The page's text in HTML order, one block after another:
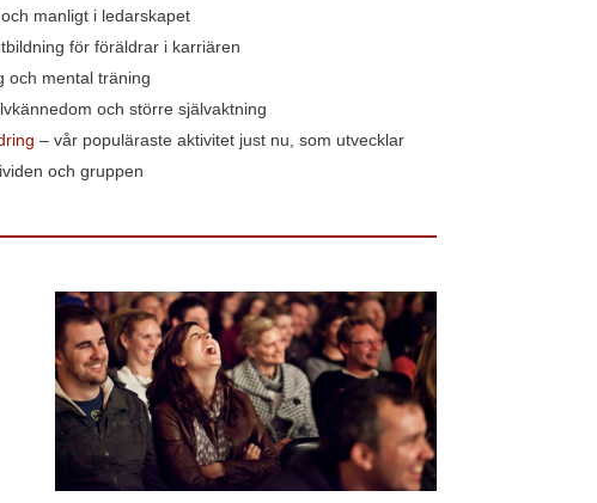
manligt i ledarskapet
för föräldrar i karriären
och mental träning
och större självaktning
– vår populäraste aktivitet just nu, som utvecklar
och gruppen